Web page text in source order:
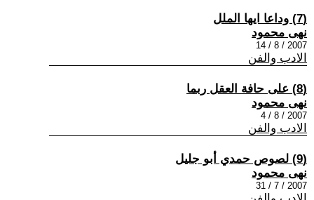
(7) وداعا ايها الملل
نهى محمود
2007 / 8 / 14
الادب والفن
(8) على حافة العقل ربما
نهى محمود
2007 / 8 / 4
الادب والفن
(9) لصوص حمدي أبو جليل
نهى محمود
2007 / 7 / 31